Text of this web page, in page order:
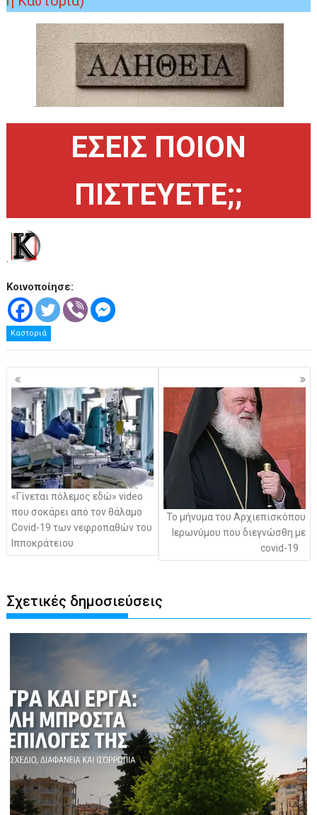
.
ΕΣΕΙΣ ΠΟΙΟΝ
ΠΙΣΤΕΥΕΤΕ;;
.
Κοινοποίησε:
Καστοριά
Πλοήγηση
άρθρων
«Γίνεται πόλεμος εδώ» video
που σοκάρει από τον θάλαμο
Covid-19 των νεφροπαθών του
Ιπποκράτειου
Το μήνυμα του Αρχιεπισκόπου
Ιερωνύμου που διεγνώσθη με
covid-19
Σχετικές δημοσιεύσεις